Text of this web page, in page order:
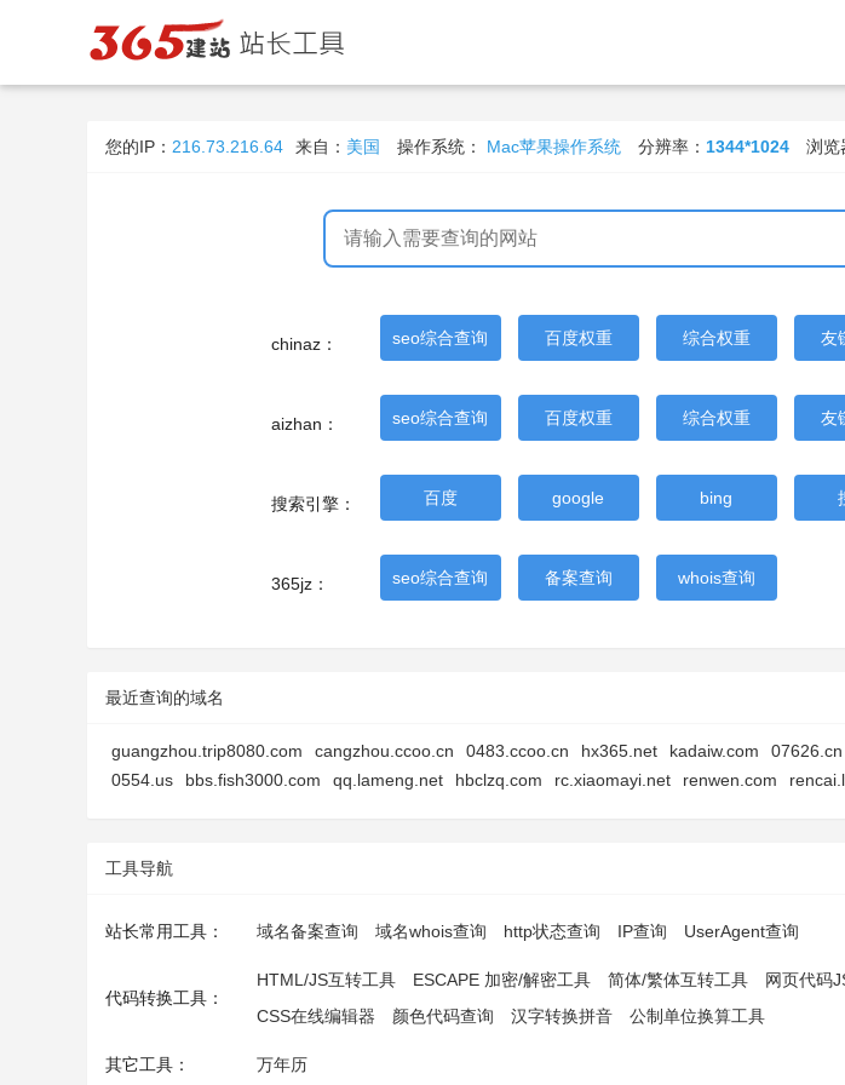
您的IP： 216.73.216.64 来自： 美国 操作系统： Mac苹果操作系统 分辨率： 1344*1024 浏览
chinaz： seo综合查询 百度权重 综合权重 友
aizhan： seo综合查询 百度权重 综合权重 友
搜索引擎： 百度 google bing
365jz： seo综合查询 备案查询 whois查询
最近查询的域名
guangzhou.trip8080.com cangzhou.ccoo.cn 0483.ccoo.cn hx365.net kadaiw.com 07626.cn
0554.us
bbs.fish3000.com qq.lameng.net hbclzq.com rc.xiaomayi.net renwen.com
工具导航
站长常用工具： 域名备案查询 域名whois查询 http状态查询 IP查询 UserAgent查询
代码转换工具：
HTML/JS互转工具 ESCAPE 加密/解密工具 简体/繁体互转工具 网页代码
CSS在线编辑器
颜色代码查询 汉字转换拼音 公制单位换算工具
其它工具： 万年历